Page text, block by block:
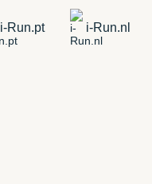
i-Run.pt i-Run.nl